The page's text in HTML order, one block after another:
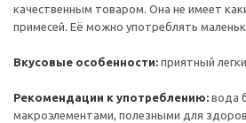
качественным товаром. Она не имеет
примесей. Её можно употреблять
Вкусовые особенности: приятный
Рекомендации к употреблению: вода
макроэлементами, полезными для